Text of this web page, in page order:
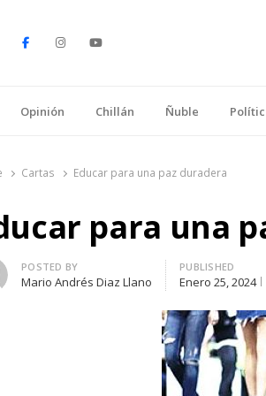
Opinión
Chillán Ñuble
Cartas Educar para una paz duradera
para una
Author
POSTED BY
Mario Andrés Diaz Llano
PUBLISHED
Enero 25, 2024